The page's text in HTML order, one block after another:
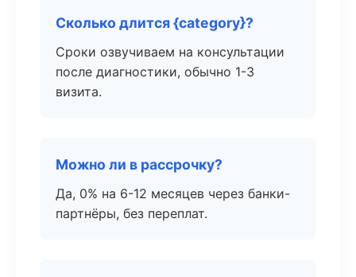
Сколько длится {category}?
Сроки озвучиваем на консультации
после диагностики, обычно 1-3
визита.
Можно ли в рассрочку?
Да, 0% на 6-12 месяцев через банки-
партнёры, без переплат.